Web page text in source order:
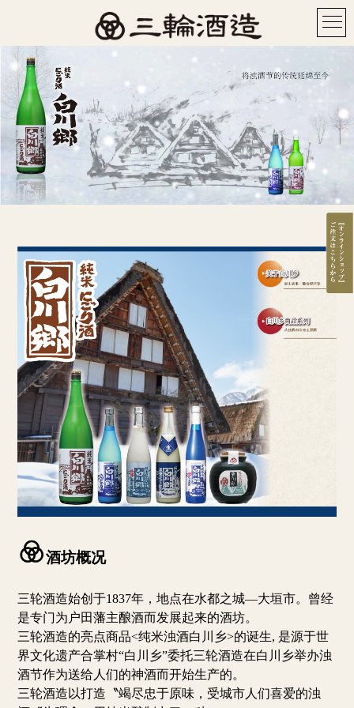
酒坊概况
三轮酒造始创于1837年，地点在水都之城—大垣市。曾经
是专门为户田藩主酿酒而发展起来的酒坊。
三轮酒造的亮点商品<纯米浊酒白川乡>的诞生, 是源于世
界文化遗产合掌村“白川乡”委托三轮酒造在白川乡举办浊
酒节作为送给人们的神酒而开始生产的。
三轮酒造以打造〝竭尽忠于原味，受城市人们喜爱的浊